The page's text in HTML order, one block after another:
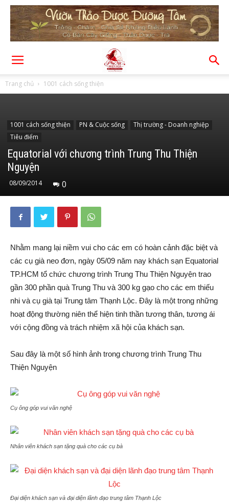
Trang chủ 1001 cách sống thiện
1001 cách sống thiện PN & Cuộc sống
Thị trường - Doanh nghiệp
Tiêu điểm
Equatorial với chương trình Trung Thu Thiện
Nguyện
08/09/2014 0
Nhằm mang lại niềm vui cho các em có hoàn cảnh đặc biệt và
các cụ già neo đơn, ngày 05/09 năm nay khách sạn Equatorial
TP.HCM tổ chức chương trình Trung Thu Thiện Nguyện trao
gần 300 phần quà Trung Thu và 300 kg gạo cho các em thiếu
nhi và cụ già tại Trung tâm Thạnh Lộc. Đây là một trong những
hoạt động thường niên thể hiện tinh thần tương thân, tương ái
với cộng đồng và trách nhiệm xã hội của khách sạn.
Sau đây là một số hình ảnh trong chương trình Trung Thu
Thiện Nguyện
Cụ ông góp vui văn nghệ
Nhân viên khách sạn tặng quà cho các cụ bà
Đại diện khách sạn và đại diện lãnh đạo trung tâm Thạnh Lộc